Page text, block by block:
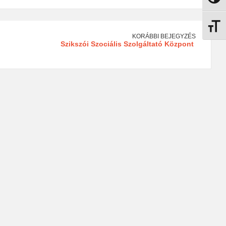
KORÁBBI BEJEGYZÉS
Szikszói Szociális Szolgáltató Központ